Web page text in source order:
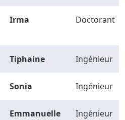
Irma Doctorant
Tiphaine Ingénieur
Sonia Ingénieur
Emmanuelle Ingénieur